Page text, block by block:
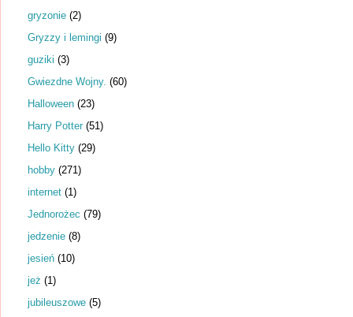
gryzonie (2)
Gryzzy i lemingi (9)
guziki (3)
Gwiezdne Wojny. (60)
Halloween (23)
Harry Potter (51)
Hello Kitty (29)
hobby (271)
internet (1)
Jednorożec (79)
jedzenie (8)
jesień (10)
jeż (1)
jubileuszowe (5)